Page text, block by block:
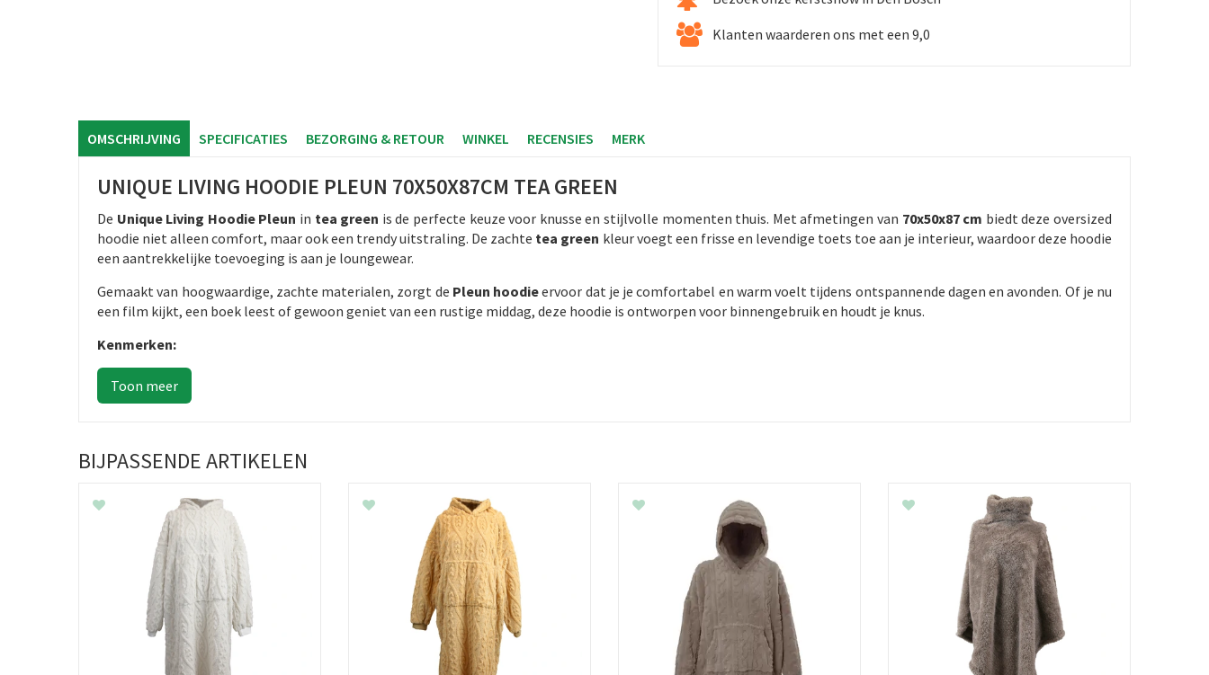
Klanten waarderen ons met een 9,0
OMSCHRIJVING SPECIFICATIES BEZORGING & RETOUR WINKEL RECENSIES MERK
UNIQUE LIVING HOODIE PLEUN 70X50X87CM TEA GREEN
De Unique Living Hoodie Pleun in tea green is de perfecte keuze voor knusse en stijlvolle momenten thuis. Met afmetingen van 70x50x87 cm biedt deze oversized
hoodie niet alleen comfort, maar ook een trendy uitstraling. De zachte tea green kleur voegt een frisse en levendige toets toe aan je interieur, waardoor deze hoodie
een aantrekkelijke toevoeging is aan je loungewear.
Gemaakt van hoogwaardige, zachte materialen, zorgt de Pleun hoodieervoor dat je je comfortabel en warm voelt tijdens ontspannende dagen en avonden. Of je nu
een film kijkt, een boek leest of gewoon geniet van een rustige middag, deze hoodie is ontworpen voor binnengebruik en houdt je knus.
Kenmerken:
BIJPASSENDE ARTIKELEN